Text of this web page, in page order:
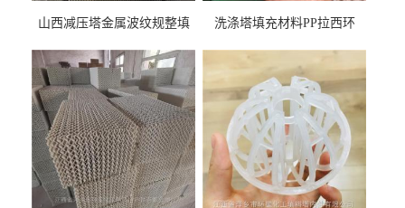
山西减压塔金属波纹规整填
料
洗涤塔填充材料PP拉西环